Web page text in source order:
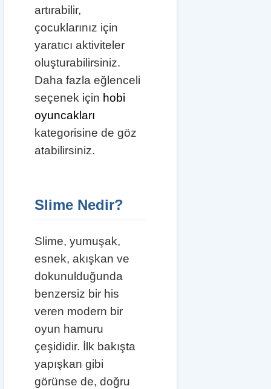
artırabilir,
çocuklarınız için
yaratıcı aktiviteler
oluşturabilirsiniz.
Daha fazla eğlenceli
seçenek için hobi
oyuncakları
kategorisine de göz
atabilirsiniz.
Slime Nedir?
Slime, yumuşak,
esnek, akışkan ve
dokunulduğunda
benzersiz bir his
veren modern bir
oyun hamuru
çeşididir. İlk bakışta
yapışkan gibi
görünse de, doğru